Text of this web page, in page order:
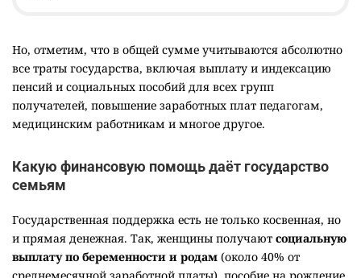
Но, отметим, что в общей сумме учитываются абсолютно
все траты государства, включая выплату и индексацию
пенсий и социальных пособий для всех групп
получателей, повышение заработных плат педагогам,
медицинским работникам и многое другое.
Какую финансовую помощь даёт государство
семьям
Государственная поддержка есть не только косвенная, но
и прямая денежная. Так, женщины получают социальную
выплату по беременности и родам (около 40% от